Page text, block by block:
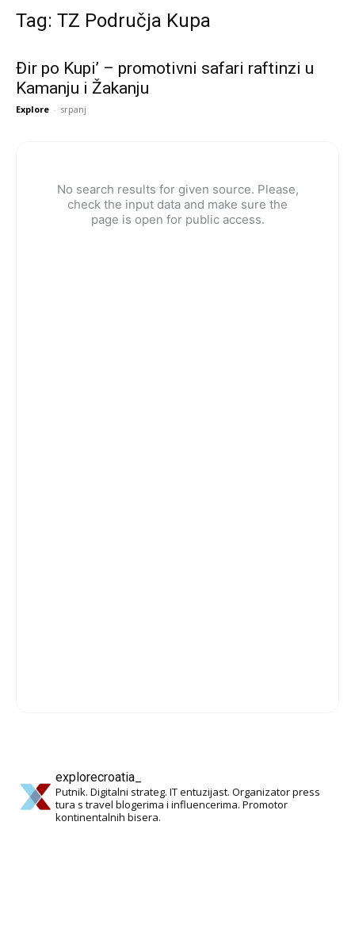
Tag: TZ Područja Kupa
Đir po Kupi’ – promotivni safari raftinzi u
Kamanju i Žakanju
Explore - srpanj
No search results for given source. Please,
check the input data and make sure the
page is open for public access.
explorecroatia_
Putnik. Digitalni strateg. IT entuzijast. Organizator press
tura s travel blogerima i influencerima. Promotor
kontinentalnih bisera.